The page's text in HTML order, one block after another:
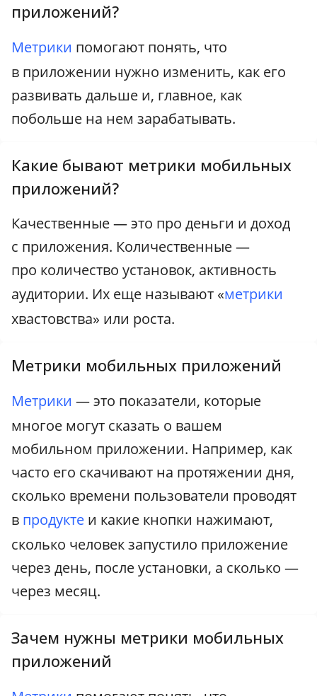
приложений?
Метрики помогают понять, что
в приложении нужно изменить, как его
развивать дальше и, главное, как
побольше на нем зарабатывать.
Какие бывают метрики мобильных
приложений?
Качественные — это про деньги и доход
с приложения. Количественные —
про количество установок, активность
аудитории. Их еще называют «метрики
хвастовства» или роста.
Метрики мобильных приложений
Метрики — это показатели, которые
многое могут сказать о вашем
мобильном приложении. Например, как
часто его скачивают на протяжении дня,
сколько времени пользователи проводят
в продукте и какие кнопки нажимают,
сколько человек запустило приложение
через день, после установки, а сколько —
через месяц.
Зачем нужны метрики мобильных
приложений